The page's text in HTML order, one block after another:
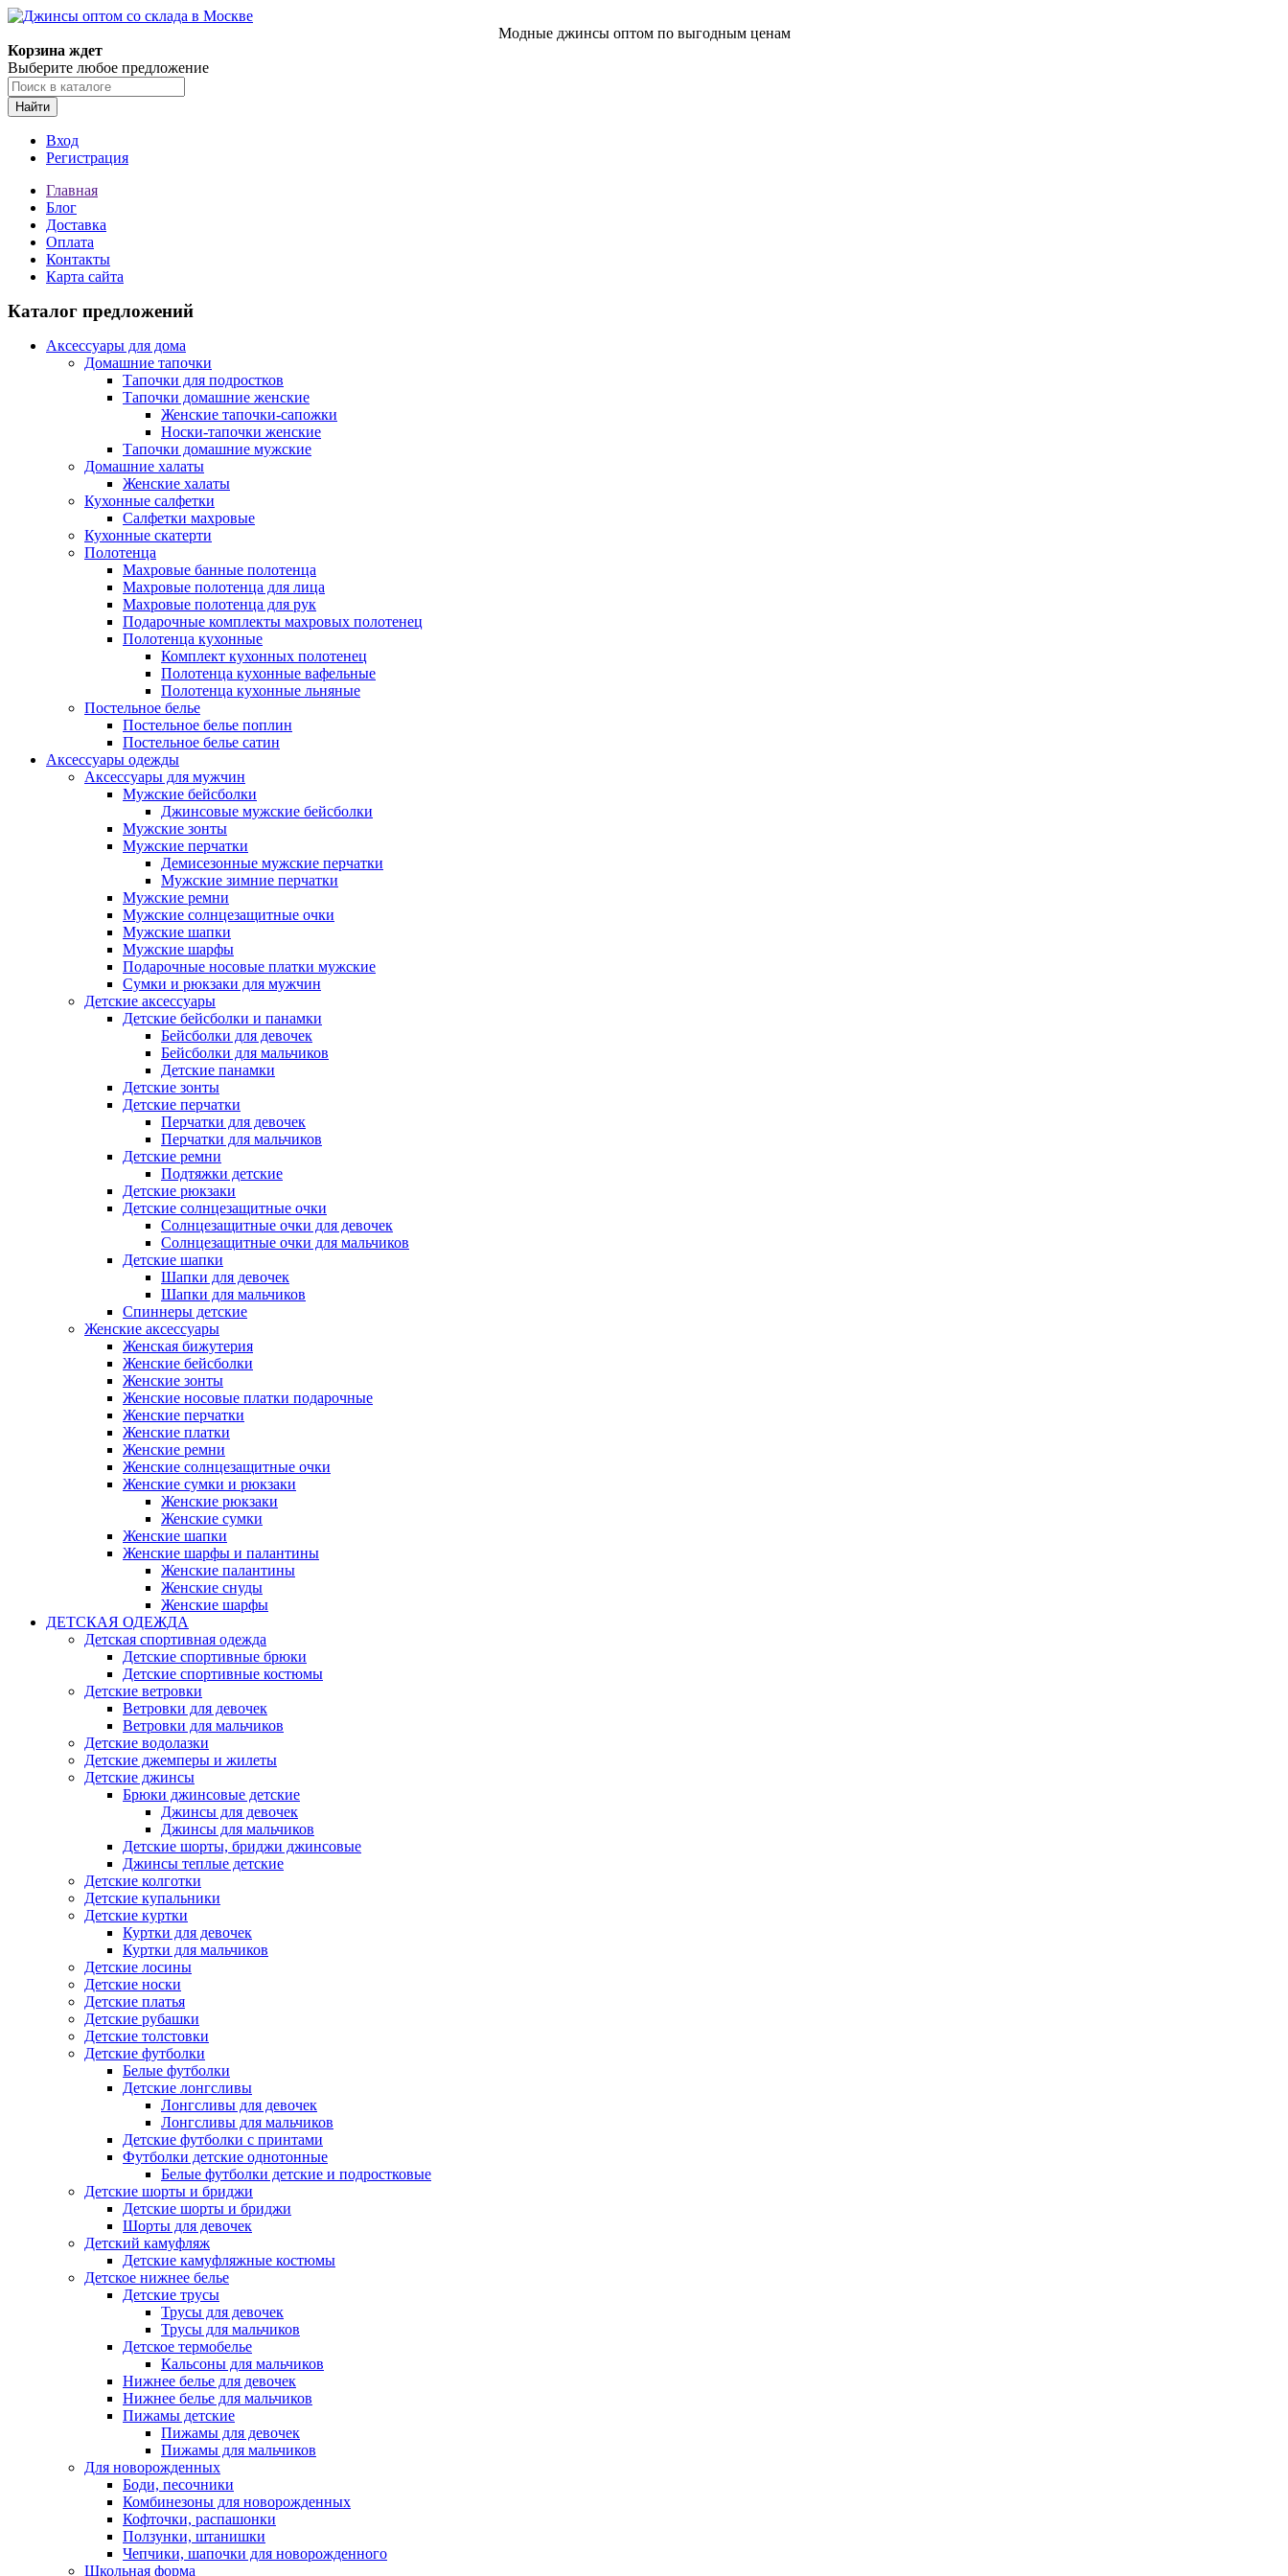
Модные джинсы оптом по выгодным ценам
Корзина ждет
Выберите любое предложение
Найти
Вход
Регистрация
Главная
Блог
Доставка
Оплата
Контакты
Карта сайта
Каталог предложений
Аксессуары для дома
Домашние тапочки
Тапочки для подростков
Тапочки домашние женские
Женские тапочки-сапожки
Носки-тапочки женские
Тапочки домашние мужские
Домашние халаты
Женские халаты
Кухонные салфетки
Салфетки махровые
Кухонные скатерти
Полотенца
Махровые банные полотенца
Махровые полотенца для лица
Махровые полотенца для рук
Подарочные комплекты махровых полотенец
Полотенца кухонные
Комплект кухонных полотенец
Полотенца кухонные вафельные
Полотенца кухонные льняные
Постельное белье
Постельное белье поплин
Постельное белье сатин
Аксессуары одежды
Аксессуары для мужчин
Мужские бейсболки
Джинсовые мужские бейсболки
Мужские зонты
Мужские перчатки
Демисезонные мужские перчатки
Мужские зимние перчатки
Мужские ремни
Мужские солнцезащитные очки
Мужские шапки
Мужские шарфы
Подарочные носовые платки мужские
Сумки и рюкзаки для мужчин
Детские аксессуары
Детские бейсболки и панамки
Бейсболки для девочек
Бейсболки для мальчиков
Детские панамки
Детские зонты
Детские перчатки
Перчатки для девочек
Перчатки для мальчиков
Детские ремни
Подтяжки детские
Детские рюкзаки
Детские солнцезащитные очки
Солнцезащитные очки для девочек
Солнцезащитные очки для мальчиков
Детские шапки
Шапки для девочек
Шапки для мальчиков
Спиннеры детские
Женские аксессуары
Женская бижутерия
Женские бейсболки
Женские зонты
Женские носовые платки подарочные
Женские перчатки
Женские платки
Женские ремни
Женские солнцезащитные очки
Женские сумки и рюкзаки
Женские рюкзаки
Женские сумки
Женские шапки
Женские шарфы и палантины
Женские палантины
Женские снуды
Женские шарфы
ДЕТСКАЯ ОДЕЖДА
Детская спортивная одежда
Детские спортивные брюки
Детские спортивные костюмы
Детские ветровки
Ветровки для девочек
Ветровки для мальчиков
Детские водолазки
Детские джемперы и жилеты
Детские джинсы
Брюки джинсовые детские
Джинсы для девочек
Джинсы для мальчиков
Детские шорты, бриджи джинсовые
Джинсы теплые детские
Детские колготки
Детские купальники
Детские куртки
Куртки для девочек
Куртки для мальчиков
Детские лосины
Детские носки
Детские платья
Детские рубашки
Детские толстовки
Детские футболки
Белые футболки
Детские лонгсливы
Лонгсливы для девочек
Лонгсливы для мальчиков
Детские футболки с принтами
Футболки детские однотонные
Белые футболки детские и подростковые
Детские шорты и бриджи
Детские шорты и бриджи
Шорты для девочек
Детский камуфляж
Детские камуфляжные костюмы
Детское нижнее белье
Детские трусы
Трусы для девочек
Трусы для мальчиков
Детское термобелье
Кальсоны для мальчиков
Нижнее белье для девочек
Нижнее белье для мальчиков
Пижамы детские
Пижамы для девочек
Пижамы для мальчиков
Для новорожденных
Боди, песочники
Комбинезоны для новорожденных
Кофточки, распашонки
Ползунки, штанишки
Чепчики, шапочки для новорожденного
Школьная форма